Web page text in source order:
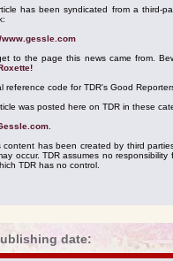
has been syndicated from a third-
www.gessle.com
to the page this news came from.
reference code for TDR's Good
was posted here on TDR in these
content has been created by third
occur. TDR assumes no
TDR has no control.
date: